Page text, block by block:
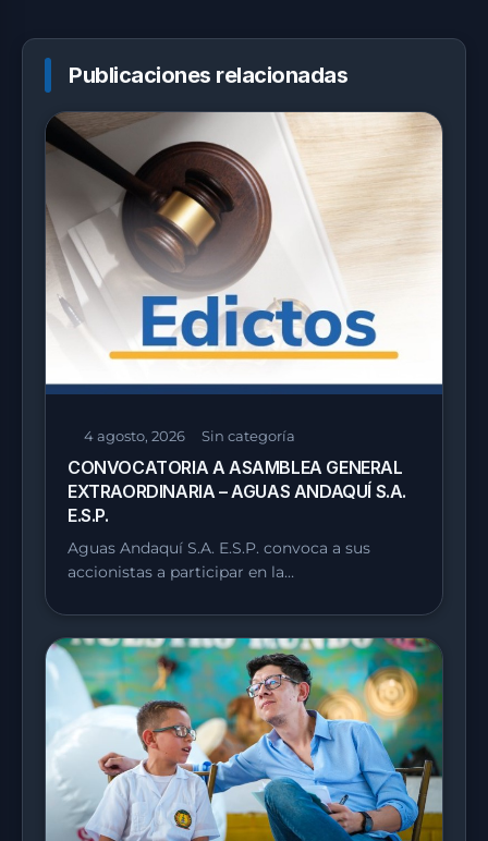
Publicaciones relacionadas
4 agosto, 2026 Sin categoría
CONVOCATORIA A ASAMBLEA GENERAL
EXTRAORDINARIA – AGUAS ANDAQUÍ S.A.
E.S.P.
Aguas Andaquí S.A. E.S.P. convoca a sus
accionistas a participar en la…